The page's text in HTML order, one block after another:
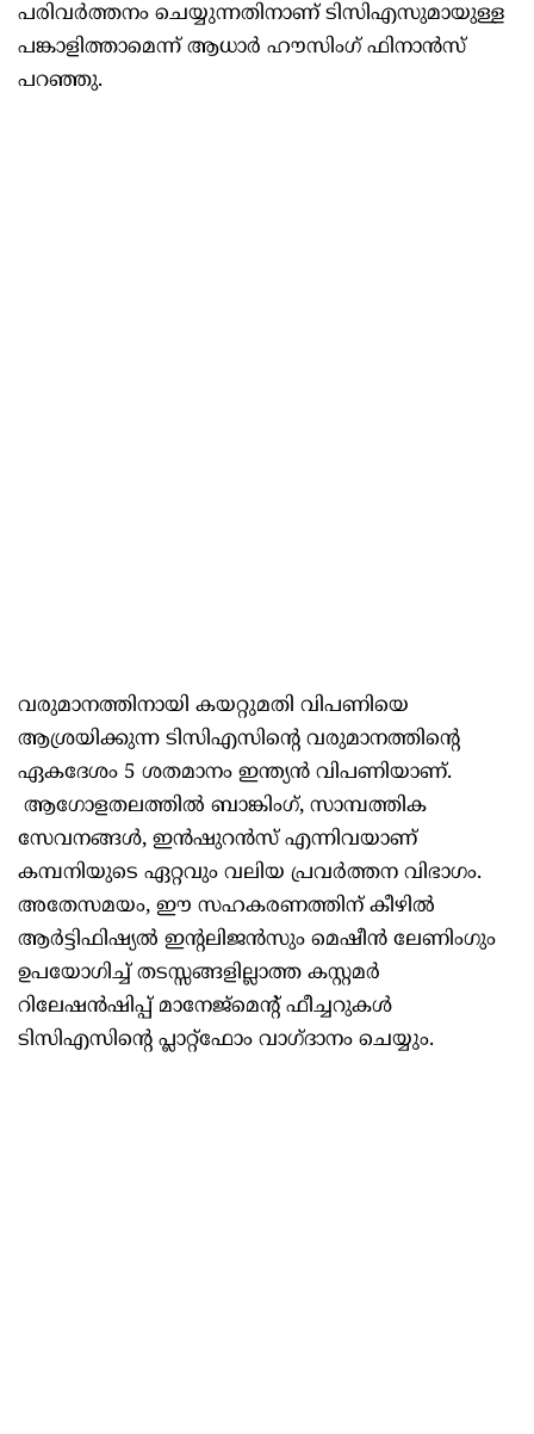
പരിവർത്തനം ചെയ്യുന്നതിനാണ് ടിസിഎസുമായുള്ള
പങ്കാളിത്താമെന്ന് ആധാർ ഹൗസിംഗ് ഫിനാൻസ്
പറഞ്ഞു.
വരുമാനത്തിനായി കയറ്റുമതി വിപണിയെ
ആശ്രയിക്കുന്ന ടിസിഎസിന്റെ വരുമാനത്തിന്റെ
ഏകദേശം 5 ശതമാനം ഇന്ത്യൻ വിപണിയാണ്.
ആഗോളതലത്തിൽ ബാങ്കിംഗ്, സാമ്പത്തിക
സേവനങ്ങൾ, ഇൻഷുറൻസ് എന്നിവയാണ്
കമ്പനിയുടെ ഏറ്റവും വലിയ പ്രവർത്തന വിഭാഗം.
അതേസമയം, ഈ സഹകരണത്തിന് കീഴിൽ
ആർട്ടിഫിഷ്യൽ ഇന്റലിജൻസും മെഷീൻ ലേണിംഗും
ഉപയോഗിച്ച് തടസ്സങ്ങളില്ലാത്ത കസ്റ്റമർ
റിലേഷൻഷിപ്പ് മാനേജ്‌മെന്റ് ഫീച്ചറുകൾ
ടിസിഎസിന്റെ പ്ലാറ്റ്‌ഫോം വാഗ്ദാനം ചെയ്യും.